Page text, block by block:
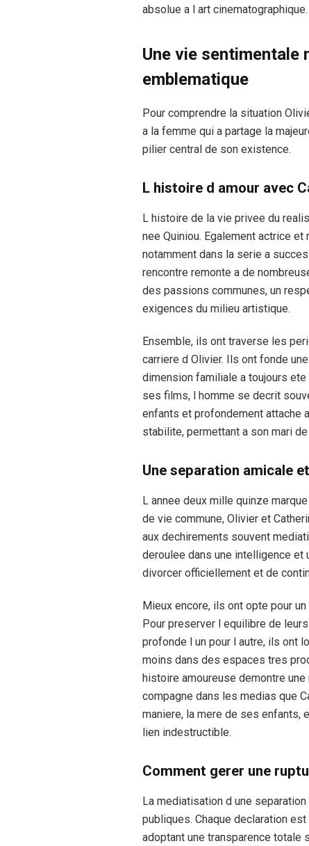
absolue a l art cinematographique.
Une vie sentimentale
emblematique
Pour comprendre la situation
a la femme qui a partage la
pilier central de son existence.
L histoire d amour avec
L histoire de la vie privee du
nee Quiniou. Egalement actrice
notamment dans la serie a
rencontre remonte a de
des passions communes, un
exigences du milieu artistique.
Ensemble, ils ont traverse les
carriere d Olivier. Ils ont fonde
dimension familiale a toujours
ses films, l homme se decrit
enfants et profondement attache
stabilite, permettant a son mari
Une separation amicale
L annee deux mille quinze
de vie commune, Olivier et
aux dechirements souvent
deroulee dans une intelligence et
divorcer officiellement et de
Mieux encore, ils ont opte pour
Pour preserver l equilibre de
profonde l un pour l autre, ils ont
moins dans des espaces tres
histoire amoureuse demontre
compagne dans les medias que
maniere, la mere de ses enfants,
lien indestructible.
Comment gerer une
La mediatisation d une
publiques. Chaque declaration
adoptant une transparence totale